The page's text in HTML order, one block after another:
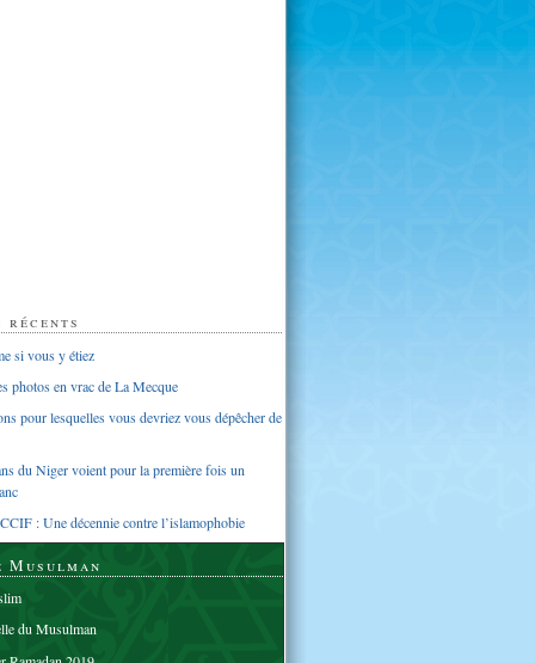
si vous y étiez
photos en vrac de La Mecque
pour lesquelles vous devriez vous dépêcher de
du Niger voient pour la première fois un
: Une décennie contre l’islamophobie
Musulman
du Musulman